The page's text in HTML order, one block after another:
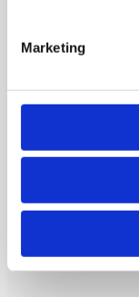
Marketing